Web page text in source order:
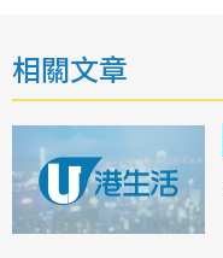
相關文章